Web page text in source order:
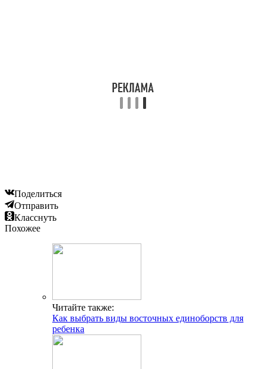
Поделиться
Отправить
Класснуть
Похожее
Читайте также:
Как выбрать виды восточных единоборств для
ребенка